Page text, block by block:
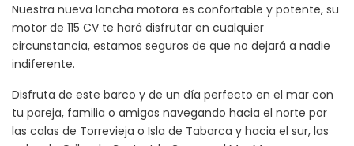
Nuestra nueva lancha motora es confortable y potente, su
motor de 115 CV te hará disfrutar en cualquier
circunstancia, estamos seguros de que no dejará a nadie
indiferente.
Disfruta de este barco y de un día perfecto en el mar con
tu pareja, familia o amigos navegando hacia el norte por
las calas de Torrevieja o Isla de Tabarca y hacia el sur, las